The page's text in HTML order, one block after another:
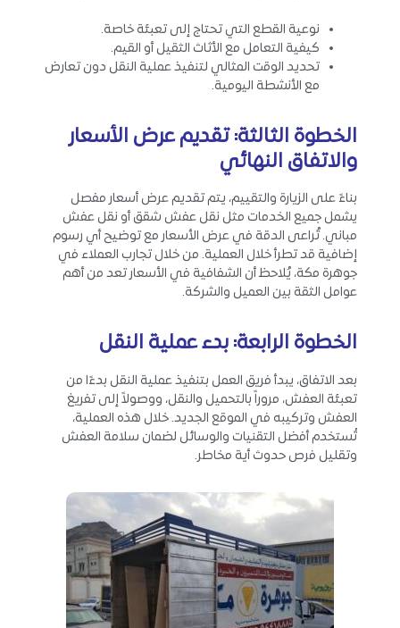
نوعية القطع التي تحتاج إلى تعبئة خاصة.
كيفية التعامل مع الأثاث الثقيل أو القيم.
تحديد الوقت المثالي لتنفيذ عملية النقل دون تعارض
مع الأنشطة اليومية.
الخطوة الثالثة: تقديم عرض الأسعار
والاتفاق النهائي
بناءً على الزيارة والتقييم، يتم تقديم عرض أسعار مفصل
يشمل جميع الخدمات مثل نقل عفش شقق أو نقل عفش
مباني. تُراعى الدقة في عرض الأسعار مع توضيح أي رسوم
إضافية قد تطرأ خلال العملية. من خلال تجارب العملاء في
جوهرة مكة، يُلاحظ أن الشفافية في الأسعار تعد من أهم
عوامل الثقة بين العميل والشركة.
الخطوة الرابعة: بدء عملية النقل
بعد الاتفاق، يبدأ فريق العمل بتنفيذ عملية النقل بدءًا من
تعبئة العفش، مروراً بالتحميل والنقل، ووصولاً إلى تفريغ
العفش وتركيبه في الموقع الجديد. خلال هذه العملية،
تُستخدم أفضل التقنيات والوسائل لضمان سلامة العفش
وتقليل فرص حدوث أية مخاطر.